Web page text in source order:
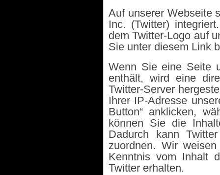
Auf unserer Webseite
Inc. (Twitter)
dem Twitter-Logo auf
Sie unter diesem Link
Wenn Sie eine Seite
enthält, wird eine
Twitter-Server
Ihrer IP-Adresse
Button“ anklicken,
können Sie die
Dadurch kann
zuordnen. Wir
Kenntnis vom Inhalt
Twitter erhalten.